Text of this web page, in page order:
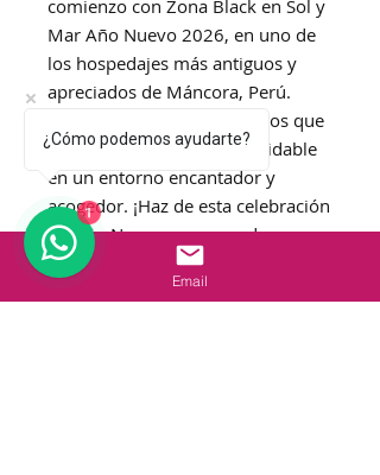
comienzo con Zona Black en Sol y
Mar Año Nuevo 2026, en uno de
los hospedajes más antiguos y
apreciados de Máncora, Perú.
Perfecto para los aventureros que
buscan una escapada inolvidable
en un entorno encantador y
acogedor. ¡Haz de esta celebración
de Año Nuevo un recuerdo
imborrable en Sol y Mar!
Email
¿Cómo podemos ayudarte?
1